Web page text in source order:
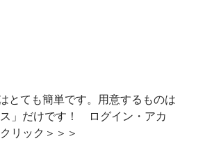
とても簡単です。用意するものは
ス」だけです！
ログイン・アカ
リック＞＞＞